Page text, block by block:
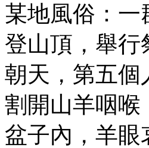
某地風俗：一
登山頂，舉行
朝天，第五個
割開山羊咽喉
盆子內，羊眼